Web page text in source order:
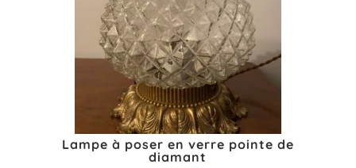
Lampe à poser en verre pointe de
diamant